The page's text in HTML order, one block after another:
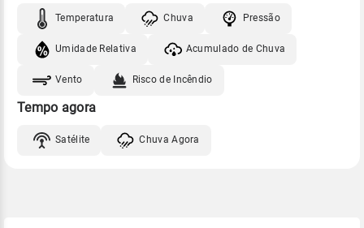
Temperatura Chuva Pressão
Umidade Relativa Acumulado de Chuva
Vento Risco de Incêndio
Tempo agora
Satélite Chuva Agora